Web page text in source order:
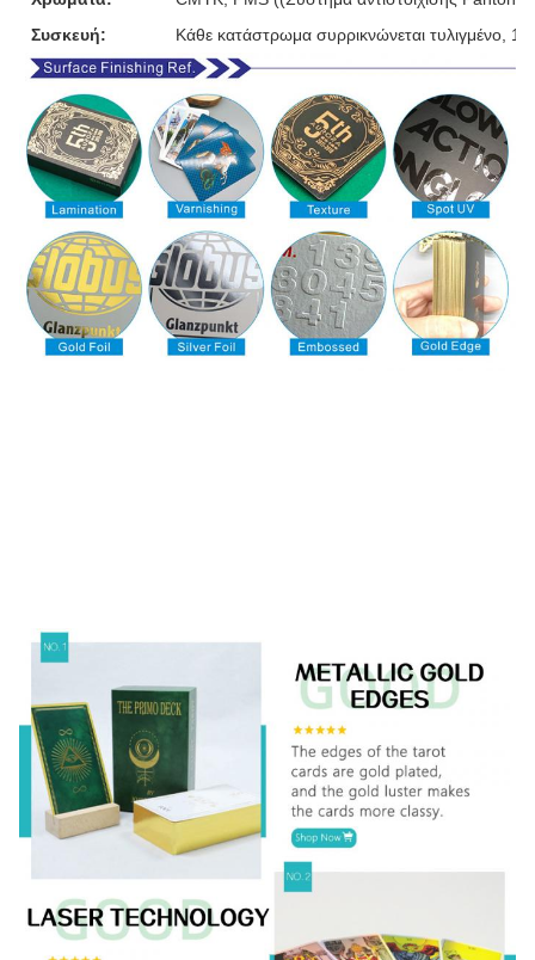
Συσκευή:
Κάθε κατάστρωμα συρρικνώνεται τυλιγμένο,